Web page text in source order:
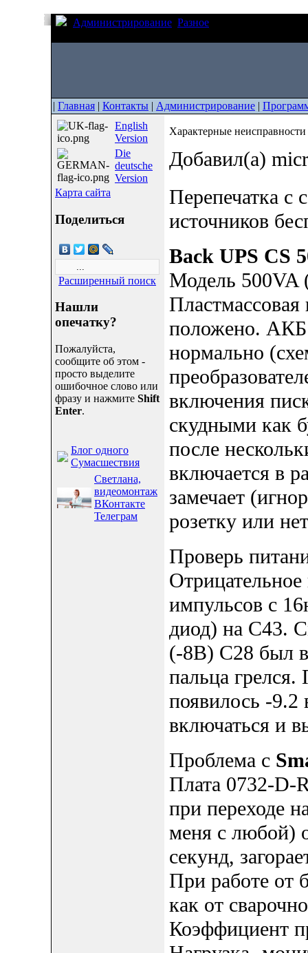
Администрирование Разное
| Главная | Контакты | Администрирование |
English
Version
Die
deutsche
Version
Карта сайта
Поделиться
Расширенный поиск
Нашли
опечатку?
Пожалуйста,
сообщите об этом -
просто выделите
ошибочное слово или
фразу и нажмите Shift
Enter.
Блог одного
Сумасшествия
Светлана,
видеомонтаж
ВКонтакте
Телеграм
Характерные
Добавил(а)
Перепечатка с
источников
Back UPS CS
Модель 500VA
положено. АКБ
нормально
включения
скудными как
после
включается в
замечает
розетку или
Проверь
Отрицательное
импульсов с
диод) на C43.
(-8В) С28 был
пальца
появилось -9.2
включаться и
Проблема c
Плата 0732-
при переходе
меня с любой)
секунд,
При работе от
как от
Коэффициент